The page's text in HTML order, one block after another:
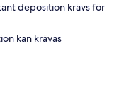
deposition krävs för
kan krävas